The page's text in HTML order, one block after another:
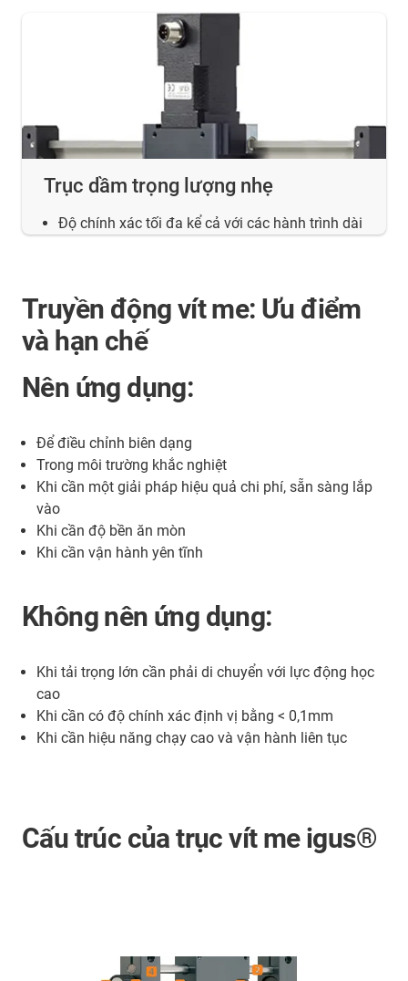
Trục dầm trọng lượng nhẹ
Độ chính xác tối đa kể cả với các hành trình dài
Truyền động vít me: Ưu điểm
và hạn chế
Nên ứng dụng:
Để điều chỉnh biên dạng
Trong môi trường khắc nghiệt
Khi cần một giải pháp hiệu quả chi phí, sẵn sàng lắp
vào
Khi cần độ bền ăn mòn
Khi cần vận hành yên tĩnh
Không nên ứng dụng:
Khi tải trọng lớn cần phải di chuyển với lực động học
cao
Khi cần có độ chính xác định vị bằng < 0,1mm
Khi cần hiệu năng chạy cao và vận hành liên tục
Cấu trúc của trục vít me igus®